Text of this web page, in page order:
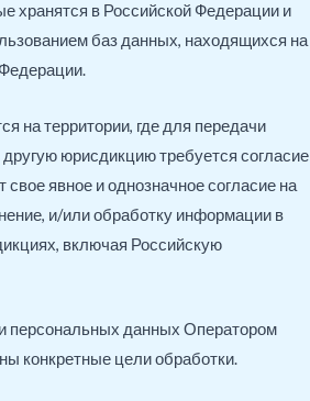
хранятся в Российской Федерации и
баз данных, находящихся на
на территории, где для передачи
юрисдикцию требуется согласие
свое явное и однозначное согласие на
и/или обработку информации в
включая Российскую
персональных данных Оператором
конкретные цели обработки.